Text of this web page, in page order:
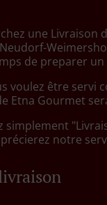
une Livraison
de preparer
voulez être servi
Etna Gourmet
simplement
notre